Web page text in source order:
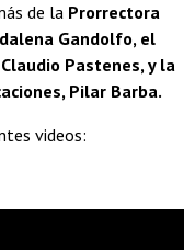
de la Prorrectora
Gandolfo, el
Pastenes, y la
Pilar Barba.
videos: